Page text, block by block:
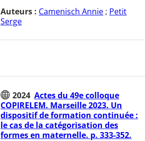
Auteurs : Camenisch Annie ; Petit
Serge
2024 Actes du 49e colloque
COPIRELEM. Marseille 2023. Un
dispositif de formation continuée :
le cas de la catégorisation des
formes en maternelle. p. 333-352.